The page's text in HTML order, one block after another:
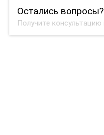
Остались вопросы?
Получите